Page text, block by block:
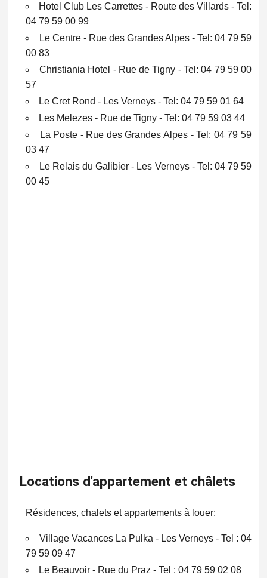
Hotel Club Les Carrettes - Route des Villards - Tel:
04 79 59 00 99
Le Centre - Rue des Grandes Alpes - Tel: 04 79 59
00 83
Christiania Hotel - Rue de Tigny - Tel: 04 79 59 00
57
Le Cret Rond - Les Verneys - Tel: 04 79 59 01 64
Les Melezes - Rue de Tigny - Tel: 04 79 59 03 44
La Poste - Rue des Grandes Alpes - Tel: 04 79 59
03 47
Le Relais du Galibier - Les Verneys - Tel: 04 79 59
00 45
Locations d'appartement et châlets
Résidences, chalets et appartements à louer:
Village Vacances La Pulka - Les Verneys - Tel : 04
79 59 09 47
Le Beauvoir - Rue du Praz - Tel : 04 79 59 02 08